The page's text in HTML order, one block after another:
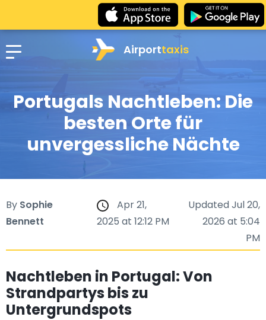
Airporttaxis
Portugals Nachtleben: Die
besten Orte für
unvergessliche Nächte
By Sophie
Bennett
Apr 21,
2025 at 12:12 PM
Updated Jul 20,
2026 at 5:04
PM
Nachtleben in Portugal: Von
Strandpartys bis zu
Untergrundspots